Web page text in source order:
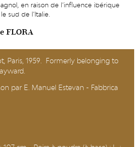
en raison de l’influence ibérique
sud de l’Italie.
FLORA
Paris, 1959. Formerly belonging to
par E. Manuel Estevan - Fabbrica